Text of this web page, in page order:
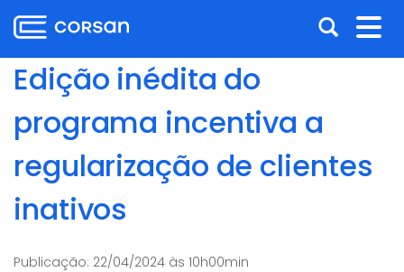
para
o
conteúdo
para
menu
para
para
o
conteúdo
Abrir
a
Edição inédita do
programa incentiva a
regularização de clientes
inativos
Publicação: 22/04/2024 às 10h00min